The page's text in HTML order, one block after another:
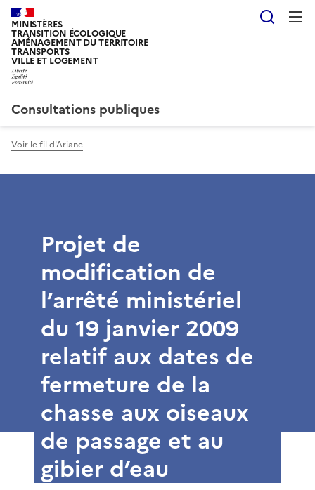
MINISTÈRES
TRANSITION ÉCOLOGIQUE
AMÉNAGEMENT DU TERRITOIRE
TRANSPORTS
VILLE ET LOGEMENT
Consultations publiques
Voir le fil d'Ariane
Projet de
modification de
l’arrêté ministériel
du 19 janvier 2009
relatif aux dates de
fermeture de la
chasse aux oiseaux
de passage et au
gibier d’eau